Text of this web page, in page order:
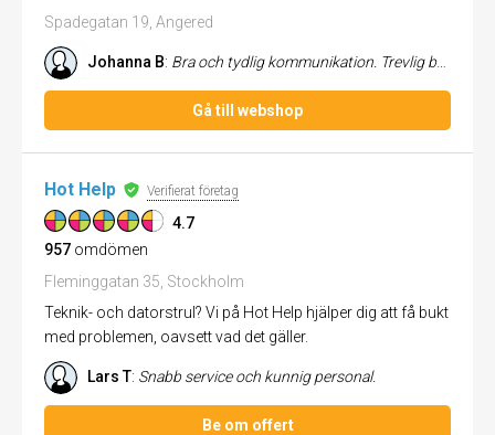
Spadegatan 19, Angered
Johanna B: Bra och tydlig kommunikation. Trevlig bemötande och snabb service i butiken!
Gå till webshop
Hot Help Verifierat företag
4.7
957 omdömen
Fleminggatan 35, Stockholm
Teknik- och datorstrul? Vi på Hot Help hjälper dig att få bukt
med problemen, oavsett vad det gäller.
Lars T: Snabb service och kunnig personal.
Be om offert